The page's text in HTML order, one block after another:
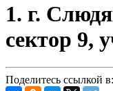
1. г.
сектор 9,
Поделитесь ссылкой в: